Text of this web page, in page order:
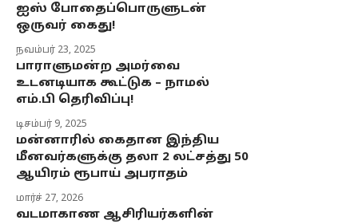
ஐஸ் போதைப்பொருளுடன்
ஒருவர் கைது!
நவம்பர் 23, 2025
பாராளுமன்ற அமர்வை
உடனடியாக கூட்டுக – நாமல்
எம்.பி தெரிவிப்பு!
டிசம்பர் 9, 2025
மன்னாரில் கைதான இந்திய
மீனவர்களுக்கு தலா 2 லட்சத்து 50
ஆயிரம் ரூபாய் அபராதம்
மார்ச் 27, 2026
வடமாகாண ஆசிரியர்களின்